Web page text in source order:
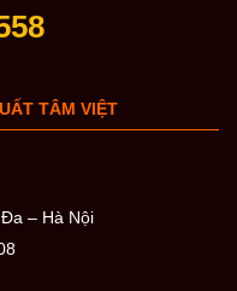
TÂM VIỆT
– Hà Nội